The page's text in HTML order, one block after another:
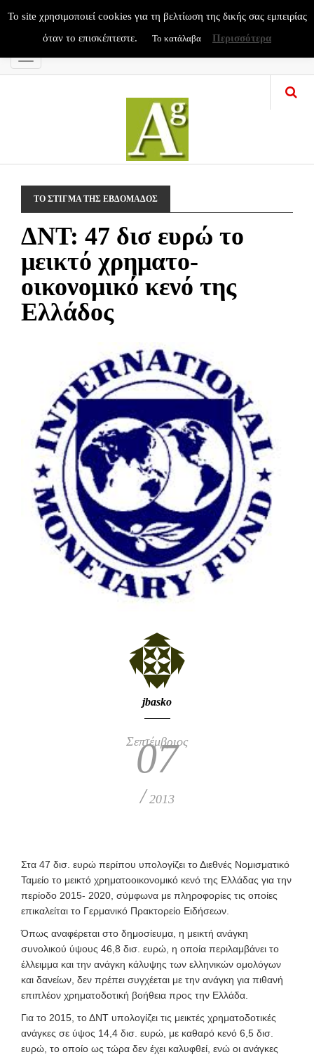
Menu
ΤΟ ΣΤΙΓΜΑ ΤΗΣ ΕΒΔΟΜΑΔΟΣ
ΔΝΤ: 47 δισ ευρώ το
μεικτό χρηματο-
οικονομικό κενό της
Ελλάδος
jbasko
Σεπτέμβριος
07
/2013
Στα 47 δισ. ευρώ περίπου υπολογίζει το Διεθνές Νομισματικό
Ταμείο το μεικτό χρηματοοικονομικό κενό της Ελλάδας για την
περίοδο 2015- 2020, σύμφωνα με πληροφορίες τις οποίες
επικαλείται το Γερμανικό Πρακτορείο Ειδήσεων.
Όπως αναφέρεται στο δημοσίευμα, η μεικτή ανάγκη
συνολικού ύψους 46,8 δισ. ευρώ, η οποία περιλαμβάνει το
έλλειμμα και την ανάγκη κάλυψης των ελληνικών ομολόγων
και δανείων, δεν πρέπει συγχέεται με την ανάγκη για πιθανή
επιπλέον χρηματοδοτική βοήθεια προς την Ελλάδα.
Για το 2015, το ΔΝΤ υπολογίζει τις μεικτές χρηματοδοτικές
ανάγκες σε ύψος 14,4 δισ. ευρώ, με καθαρό κενό 6,5 δισ.
ευρώ, το οποίο ως τώρα δεν έχει καλυφθεί, ενώ οι ανάγκες
To site χρησιμοποιεί cookies για τη βελτίωση της δικής σας εμπειρίας
όταν το επισκέπτεστε.
Το κατάλαβα Περισσότερα